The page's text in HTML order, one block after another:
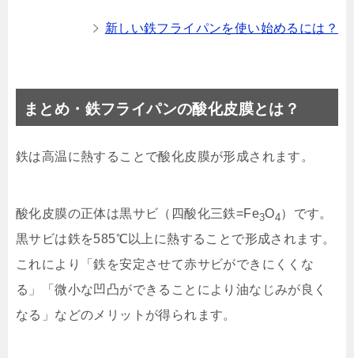
新しい鉄フライパンを使い始めるには？
まとめ・鉄フライパンの酸化皮膜とは？
鉄は高温に熱することで酸化皮膜が形成されます。
酸化皮膜の正体は黒サビ（四酸化三鉄=Fe3O4）です。
黒サビは鉄を585℃以上に熱することで形成されます。
これにより「鉄を安定させて赤サビができにくくな
る」「微小な凹凸ができることにより油なじみが良く
なる」などのメリットが得られます。